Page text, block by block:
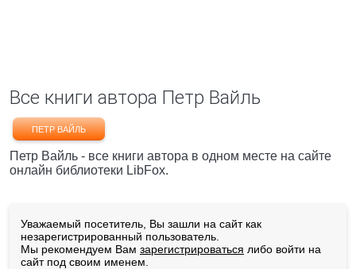
Все книги автора Петр Вайль
ПЕТР ВАЙЛЬ
Петр Вайль - все книги автора в одном месте на сайте
онлайн библиотеки LibFox.
Уважаемый посетитель, Вы зашли на сайт как
незарегистрированный пользователь.
Мы рекомендуем Вам зарегистрироваться либо войти на
сайт под своим именем.